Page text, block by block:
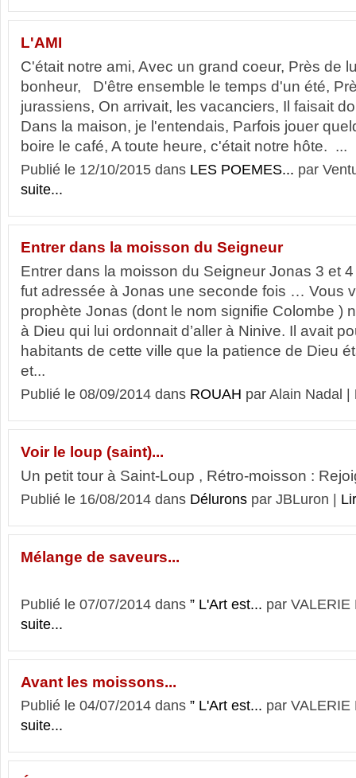
L'AMI
C'était notre ami, Avec un grand coeur, Près de
bonheur, D'être ensemble le temps d'un été,
jurassiens, On arrivait, les vacanciers, Il faisait
Dans la maison, je l'entendais, Parfois jouer
boire le café, A toute heure, c'était notre hôte. ...
Publié le 12/10/2015 dans LES POEMES... par
suite...
Entrer dans la moisson du Seigneur
Entrer dans la moisson du Seigneur Jonas 3 et 4
fut adressée à Jonas une seconde fois … Vous
prophète Jonas (dont le nom signifie Colombe )
à Dieu qui lui ordonnait d’aller à Ninive. Il avait
habitants de cette ville que la patience de Dieu
et...
Publié le 08/09/2014 dans ROUAH par Alain Nadal |
Voir le loup (saint)...
Un petit tour à Saint-Loup , Rétro-moisson :
Publié le 16/08/2014 dans Délurons par JBLuron |
Mélange de saveurs...
Publié le 07/07/2014 dans ” L'Art est... par
suite...
Avant les moissons...
Publié le 04/07/2014 dans ” L'Art est... par
suite...